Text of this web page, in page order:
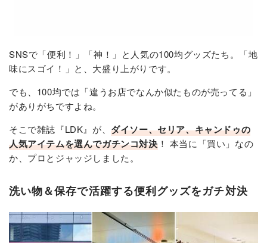
SNSで「便利！」「神！」と人気の100均グッズたち。「地
味にスゴイ！」と、大盛り上がりです。
でも、100均では「違うお店でなんか似たものが売ってる」
がありがちですよね。
そこで雑誌『LDK』が、ダイソー、セリア、キャンドゥの
人気アイテムを選んでガチンコ対決！ 本当に「買い」なの
か、プロとジャッジしました。
洗い物＆保存で活躍する便利グッズをガチ対決